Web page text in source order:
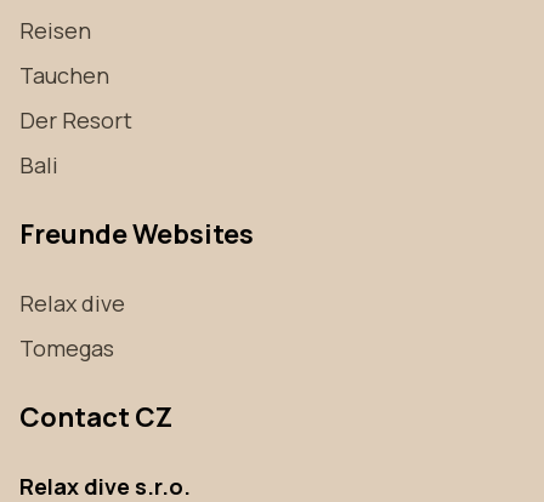
Reisen
Tauchen
Der Resort
Bali
Freunde Websites
Relax dive
Tomegas
Contact CZ
Relax dive s.r.o.